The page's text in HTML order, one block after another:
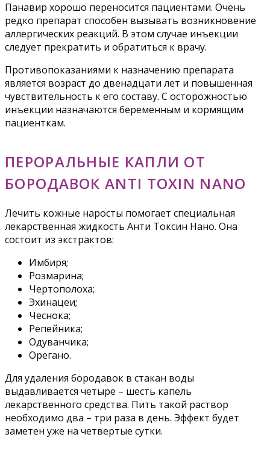
Панавир хорошо переносится пациентами. Очень
редко препарат способен вызывать возникновение
аллергических реакций. В этом случае инъекции
следует прекратить и обратиться к врачу.
Противопоказаниями к назначению препарата
является возраст до двенадцати лет и повышенная
чувствительность к его составу. С осторожностью
инъекции назначаются беременным и кормящим
пациенткам.
ПЕРОРАЛЬНЫЕ КАПЛИ ОТ
БОРОДАВОК ANTI TOXIN NANO
Лечить кожные наросты помогает специальная
лекарственная жидкость Анти Токсин Нано. Она
состоит из экстрактов:
Имбиря;
Розмарина;
Чертополоха;
Эхинацеи;
Чеснока;
Репейника;
Одуванчика;
Орегано.
Для удаления бородавок в стакан воды
выдавливается четыре – шесть капель
лекарственного средства. Пить такой раствор
необходимо два – три раза в день. Эффект будет
заметен уже на четвертые сутки.